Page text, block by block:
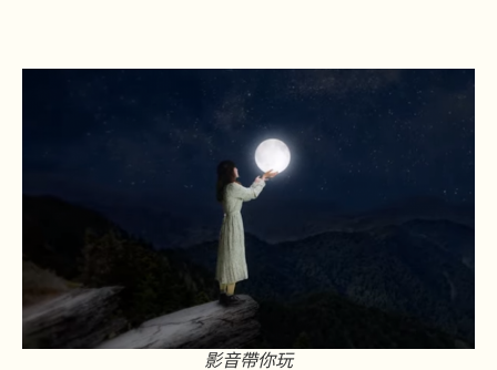
影音帶你玩